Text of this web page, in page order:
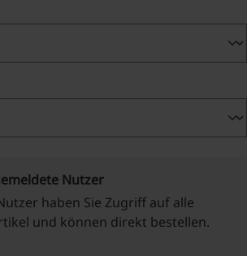
Nutzer
haben Sie Zugriff auf alle
und können direkt bestellen.